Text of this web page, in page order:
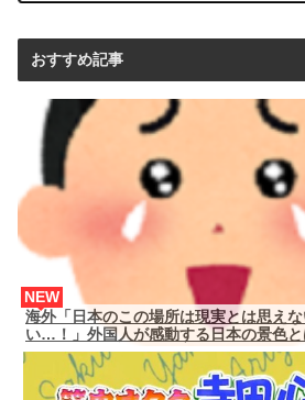
おすすめ記事
海外「日本のこの場所は現実とは思え
い…！」外国人が感動する日本の景色
NEW